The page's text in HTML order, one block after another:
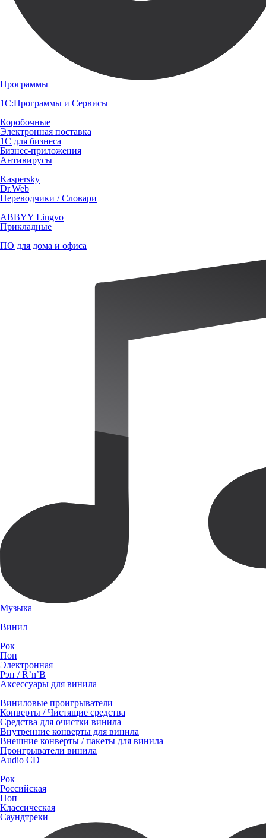
Программы
1С:Программы и Сервисы
Коробочные
Электронная поставка
1С для бизнеса
Бизнес-приложения
Антивирусы
Kaspersky
Dr.Web
Переводчики / Словари
ABBYY Lingvo
Прикладные
ПО для дома и офиса
Музыка
Винил
Рок
Поп
Электронная
Рэп / R’n’B
Аксессуары для винила
Виниловые проигрыватели
Конверты / Чистящие средства
Средства для очистки винила
Внутренние конверты для винила
Внешние конверты / пакеты для винила
Проигрыватели винила
Audio CD
Рок
Российская
Поп
Классическая
Саундтреки